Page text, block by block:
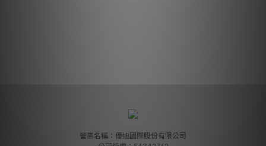
營業名稱：優迪國際股份有限公司